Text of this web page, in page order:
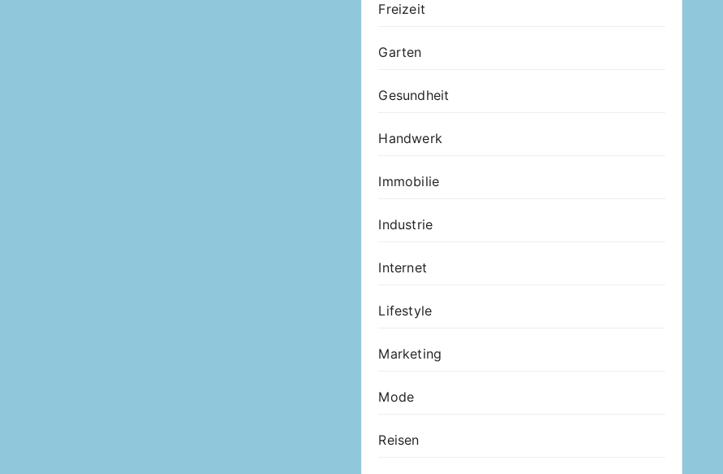
Freizeit
Garten
Gesundheit
Handwerk
Immobilie
Industrie
Internet
Lifestyle
Marketing
Mode
Reisen